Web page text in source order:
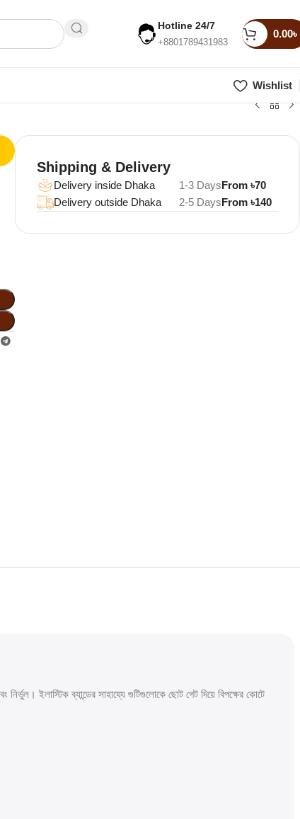
Hotline 24/7
+8801789431983
0.00৳
Wishlist
Shipping & Delivery
Delivery inside Dhaka 1-3 DaysFrom ৳70
Delivery outside Dhaka
2-5 DaysFrom ৳140
ইলাস্টিক ব্যান্ডের সাহায্যে গুটিগুলোকে ছোট গেট দিয়ে বিপক্ষের কোটে